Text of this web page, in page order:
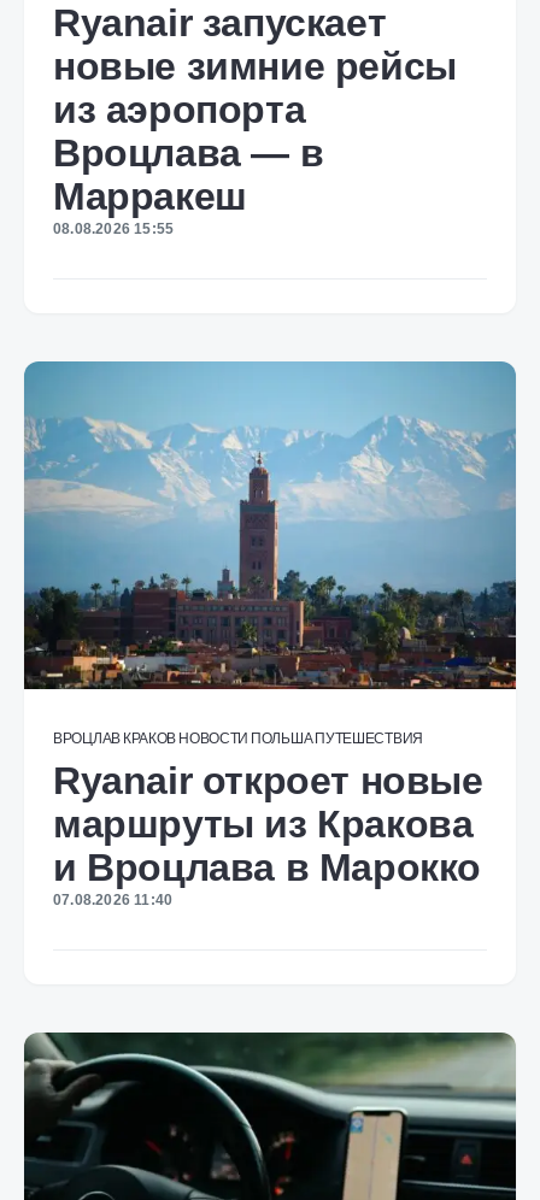
Ryanair запускает
новые зимние рейсы
из аэропорта
Вроцлава — в
Марракеш
08.08.2026 15:55
ВРОЦЛАВ КРАКОВ НОВОСТИ ПОЛЬША ПУТЕШЕСТВИЯ
Ryanair откроет новые
маршруты из Кракова
и Вроцлава в Марокко
07.08.2026 11:40